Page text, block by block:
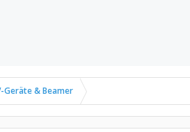
Geräte & Beamer